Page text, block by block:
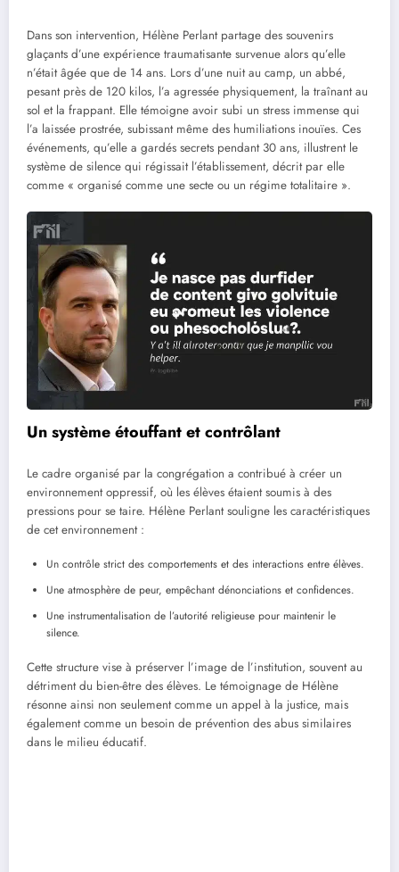
Dans son intervention, Hélène Perlant partage des souvenirs
glaçants d’une expérience traumatisante survenue alors qu’elle
n’était âgée que de 14 ans. Lors d’une nuit au camp, un abbé,
pesant près de 120 kilos, l’a agressée physiquement, la traînant au
sol et la frappant. Elle témoigne avoir subi un stress immense qui
l’a laissée prostrée, subissant même des humiliations inouïes. Ces
événements, qu’elle a gardés secrets pendant 30 ans, illustrent le
système de silence qui régissait l’établissement, décrit par elle
comme « organisé comme une secte ou un régime totalitaire ».
Un système étouffant et contrôlant
Le cadre organisé par la congrégation a contribué à créer un
environnement oppressif, où les élèves étaient soumis à des
pressions pour se taire. Hélène Perlant souligne les caractéristiques
de cet environnement :
Un contrôle strict des comportements et des interactions entre élèves.
Une atmosphère de peur, empêchant dénonciations et confidences.
Une instrumentalisation de l’autorité religieuse pour maintenir le
silence.
Cette structure vise à préserver l’image de l’institution, souvent au
détriment du bien-être des élèves. Le témoignage de Hélène
résonne ainsi non seulement comme un appel à la justice, mais
également comme un besoin de prévention des abus similaires
dans le milieu éducatif.